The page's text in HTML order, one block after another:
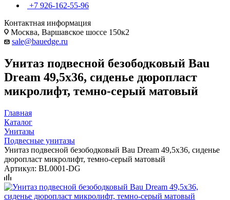
+7 926-162-55-96
Контактная информация
Москва, Варшавское шоссе 150к2
sale@bauedge.ru
Унитаз подвесной безободковый Bau
Dream 49,5х36, сиденье дюропласт
микролифт, темно-серый матовый
Главная
Каталог
Унитазы
Подвесные унитазы
Унитаз подвесной безободковый Bau Dream 49,5х36, сиденье
дюропласт микролифт, темно-серый матовый
Артикул: BL0001-DG